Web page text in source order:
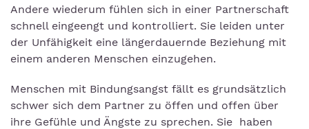
Andere wiederum fühlen sich in einer Partnerschaft
schnell eingeengt und kontrolliert. Sie leiden unter
der Unfähigkeit eine längerdauernde Beziehung mit
einem anderen Menschen einzugehen.
Menschen mit Bindungsangst fällt es grundsätzlich
schwer sich dem Partner zu öffen und offen über
ihre Gefühle und Ängste zu sprechen. Sie haben